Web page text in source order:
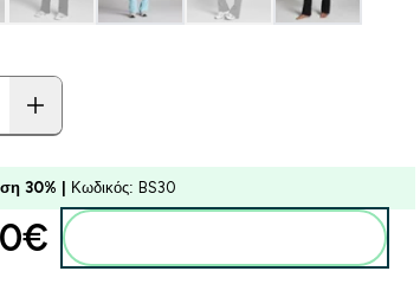
30% | Κωδικός: BS30